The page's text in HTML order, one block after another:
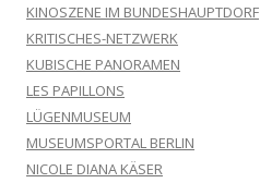
KINOSZENE IM BUNDESHAUPTDORF
KRITISCHES-NETZWERK
KUBISCHE PANORAMEN
LES PAPILLONS
LÜGENMUSEUM
MUSEUMSPORTAL BERLIN
NICOLE DIANA KÄSER